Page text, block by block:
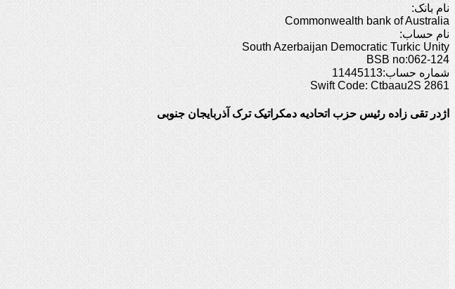
نام بانک:
Commonwealth bank of Australia
نام حساب:
South Azerbaijan Democratic Turkic Unity
BSB no:062-124
شماره حساب:11445113
Swift Code: Ctbaau2S 2861
اژدر تقی زاده رئیس حزب اتحادیه دمکراتیک ترک آذربایجان جنوبی